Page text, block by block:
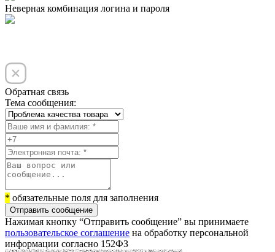
Неверная комбинация логина и пароля
Обратная связь
Тема сообщения:
* обязательные поля для заполнения
Отправить сообщение
Нажимая кнопку “Отправить сообщение” вы принимаете
пользовательское соглашение на обработку персональной
информации согласно 152ФЗ